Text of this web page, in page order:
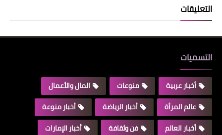
التعليقات
التسميات
أخبار عربية منوعات
المال والأعمال
عالم المرأة
أخبار الرياضة
أخبار منوعة
أخبار العالم
فن وثقافة
أخبار الإمارات